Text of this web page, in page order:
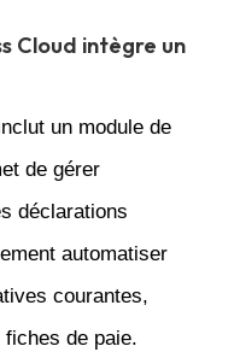
Cloud intègre un
un module de
de gérer
déclarations
automatiser
courantes,
fiches de paie.